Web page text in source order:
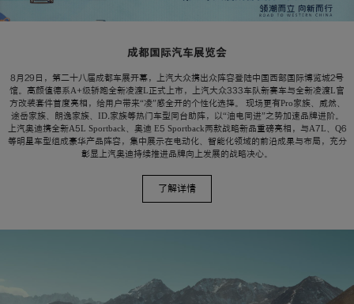
成都国际汽车展览会
8月29日，第二十八届成都车展开幕，上汽大众携出众阵容登陆中国西部国际博览城2号
馆。高颜值德系A+级轿跑全新凌渡L正式上市，上汽大众333车队新赛车与全新凌渡L官
方改装套件首度亮相，给用户带来“凌”感全开的个性化选择。 现场更有Pro家族、威然、
途岳家族、朗逸家族、ID.家族等热门车型同台助阵，以“油电同进”之势加速品牌进阶。
上汽奥迪携全新A5L Sportback、奥迪 E5 Sportback两款战略新品重磅亮相，与A7L、Q6
等明星车型组成豪华产品阵容，集中展示在电动化、智能化领域的前沿成果与布局，充分
彰显上汽奥迪持续推进品牌向上发展的战略决心。
了解详情